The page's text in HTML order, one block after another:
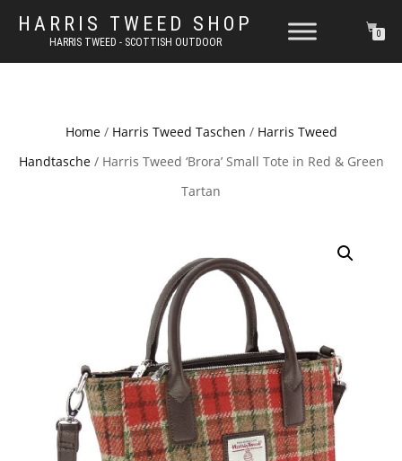
HARRIS TWEED SHOP
HARRIS TWEED - SCOTTISH OUTDOOR
0
Home/ Harris Tweed Taschen / Harris Tweed
Handtasche/ Harris Tweed ‘Brora’ Small Tote in Red & Green
Tartan